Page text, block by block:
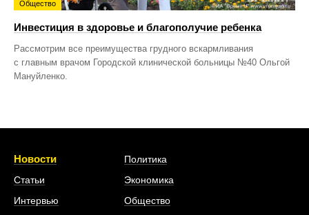
Общество
Инвестиция в здоровье и благополучие ребенка
Рассмотрим все преимущества грудного вскармливания
с главным врачом Городской клинической больницы №40 Ольгой
Мануйленко.
Новости
Статьи
Интервью
Политика
Экономика
Общество